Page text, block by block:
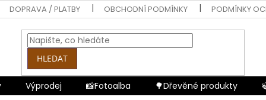
DOPRAVA / PLATBY OBCHODNÍ PODMÍNKY PODMÍNKY
HLEDAT
Výprodej 📸Fotoalba 🌳Dřevěné produkty